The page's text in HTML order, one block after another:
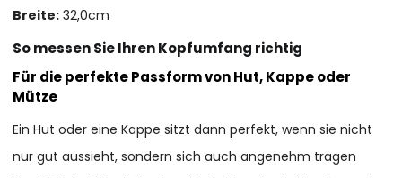
Breite: 32,0cm
So messen Sie Ihren Kopfumfang richtig
Für die perfekte Passform von Hut, Kappe oder
Mütze
Ein Hut oder eine Kappe sitzt dann perfekt, wenn sie nicht
nur gut aussieht, sondern sich auch angenehm tragen